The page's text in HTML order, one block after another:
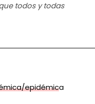
todos y todas
epidémica